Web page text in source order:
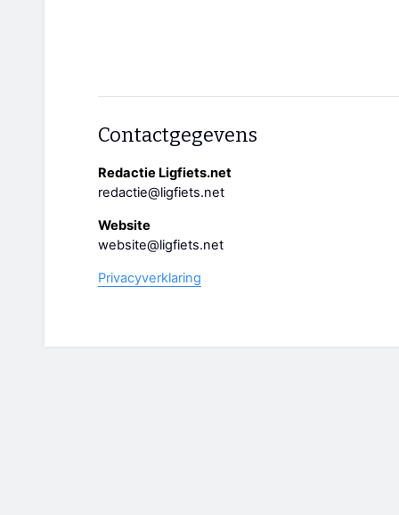
Contactgegevens
Redactie Ligfiets.net
redactie@ligfiets.net
Website
website@ligfiets.net
Privacyverklaring